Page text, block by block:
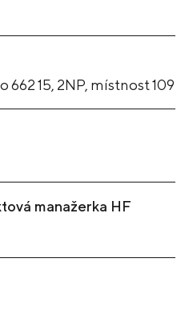
662 15, 2NP, místnost 109
manažerka HF